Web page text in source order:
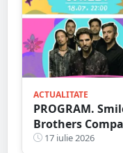
ACTUALITATE
PROGRAM.
Brothers
Festival. Trei
17 iulie 2026